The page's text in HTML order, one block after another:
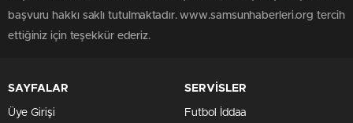
başvuru hakkı saklı tutulmaktadır. www.samsunhaberleri.org tercih
ettiğiniz için teşekkür ederiz.
SAYFALAR
Üye Girişi
SERVİSLER
Futbol İddaa